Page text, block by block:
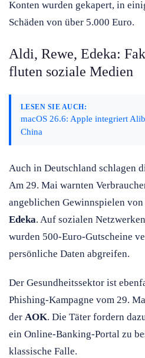
Konten wurden gekapert, in
Schäden von über 5.000 Euro.
Aldi, Rewe, Edeka:
fluten soziale Medien
LESEN SIE AUCH:
macOS 26.6: Apple integriert
China
Auch in Deutschland schlagen
Am 29. Mai warnten
angeblichen Gewinnspielen von
Edeka. Auf sozialen
wurden 500-Euro-Gutscheine
persönliche Daten abgreifen.
Der Gesundheitssektor ist
Phishing-Kampagne vom 29.
der AOK. Die Täter fordern
ein Online-Banking-Portal zu
klassische Falle.